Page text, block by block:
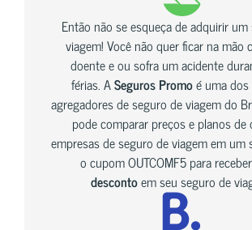
Então não se esqueça de adquirir
viagem! Você não quer ficar na mão
doente e ou sofra um acidente
férias. ASeguros Promoé uma
agregadores de seguro de viagem do
pode comparar preços e planos de
empresas de seguro de viagem em um
o cupom OUTCOMF5 para receber
descontoem seu seguro de